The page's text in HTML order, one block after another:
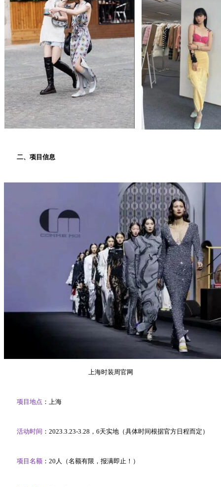
二、项目信息
上海时装周官网
项目地点 ：上海
活动时间 ：2023.3.23-3.28，6天实地（具体时间根据官方日程而定）
项目名额 ：20人（名额有限，报满即止！）